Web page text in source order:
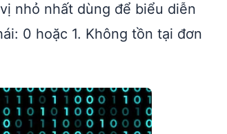
nhỏ nhất dùng để biểu diễn
0 hoặc 1. Không tồn tại đơn